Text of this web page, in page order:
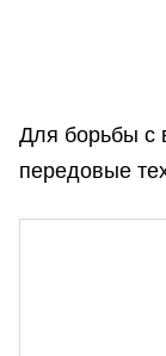
Для борьбы с
передовые